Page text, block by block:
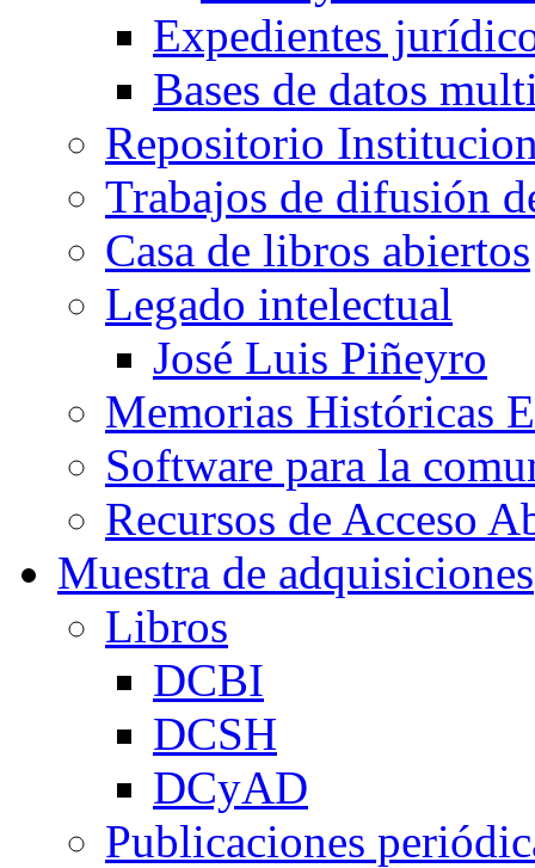
Expedientes
Bases de datos
Repositorio
Trabajos de difusión
Casa de libros abiertos
Legado intelectual
José Luis Piñeyro
Memorias Históricas
Software para la
Recursos de Acceso
Muestra de adquisiciones
Libros
DCBI
DCSH
DCyAD
Publicaciones